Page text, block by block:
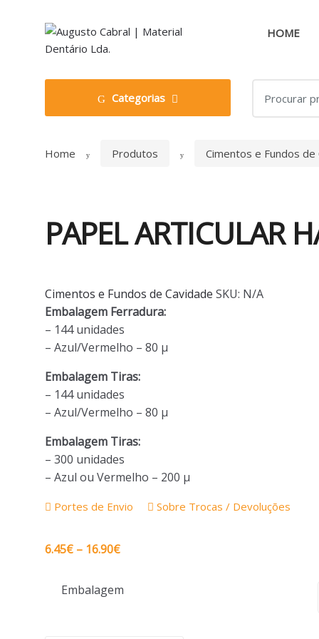
navigation
HOME
Categorias
for:
Home Produtos Cimentos e Fundos de
PAPEL ARTICULAR
Cimentos e Fundos de Cavidade SKU: N/A
Embalagem Ferradura:
– 144 unidades
– Azul/Vermelho – 80 µ
Embalagem Tiras:
– 144 unidades
– Azul/Vermelho – 80 µ
Embalagem Tiras:
– 300 unidades
– Azul ou Vermelho – 200 µ
Portes de Envio Sobre Trocas / Devoluções
6.45€ – 16.90€Price
6.45€
Embalagem